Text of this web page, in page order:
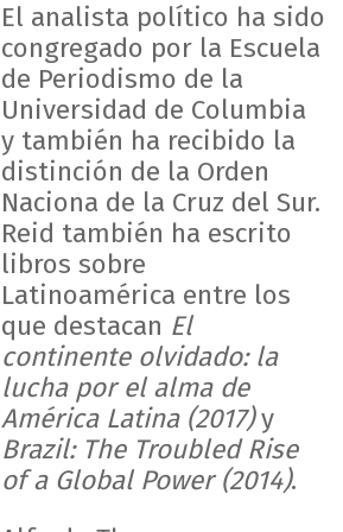
El analista político ha sido
congregado por la Escuela
de Periodismo de la
Universidad de Columbia
y también ha recibido la
distinción de la Orden
Naciona de la Cruz del Sur.
Reid también ha escrito
libros sobre
Latinoamérica entre los
que destacan El
continente olvidado: la
lucha por el alma de
América Latina (2017)y
Brazil: The Troubled Rise
of a Global Power (2014).